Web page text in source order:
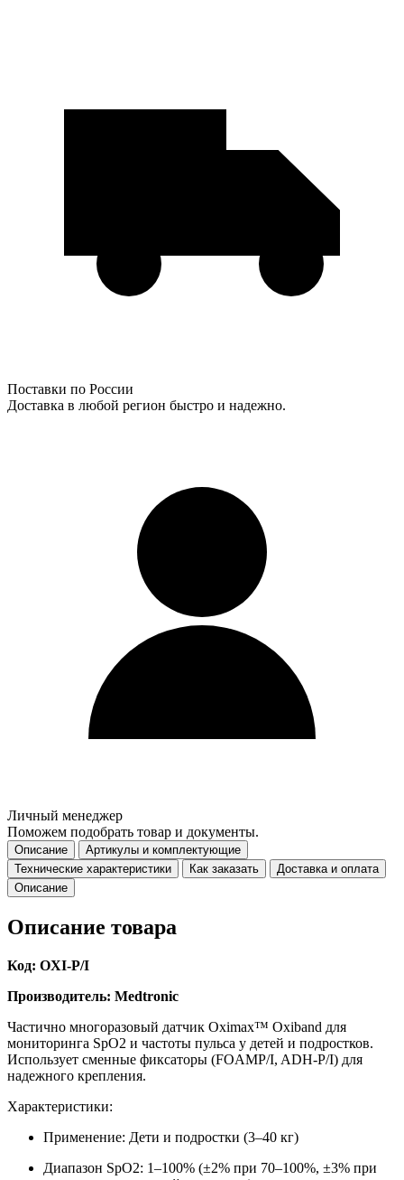
Поставки по России
Доставка в любой регион быстро и надежно.
Личный менеджер
Поможем подобрать товар и документы.
Описание
Артикулы и комплектующие
Технические характеристики
Как заказать
Доставка и оплата
Описание
Описание товара
Код: OXI-P/I
Производитель: Medtronic
Частично многоразовый датчик Oximax™ Oxiband для
мониторинга SpO2 и частоты пульса у детей и подростков.
Использует сменные фиксаторы (FOAMP/I, ADH-P/I) для
надежного крепления.
Характеристики:
Применение: Дети и подростки (3–40 кг)
Диапазон SpO2: 1–100% (±2% при 70–100%, ±3% при